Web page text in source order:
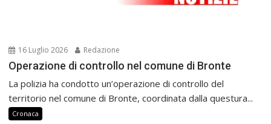
16 Luglio 2026 Redazione
Operazione di controllo nel comune di Bronte
La polizia ha condotto un’operazione di controllo del
territorio nel comune di Bronte, coordinata dalla questura...
Cronaca